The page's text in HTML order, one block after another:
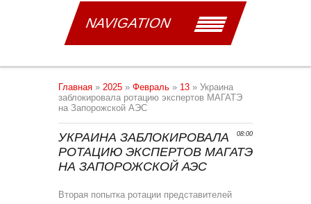
NAVIGATION
Главная » 2025 » Февраль » 13 » Украина
заблокировала ротацию экспертов МАГАТЭ
на Запорожской АЭС
08:00
УКРАИНА ЗАБЛОКИРОВАЛА
РОТАЦИЮ ЭКСПЕРТОВ МАГАТЭ
НА ЗАПОРОЖСКОЙ АЭС
Вторая попытка ротации представителей